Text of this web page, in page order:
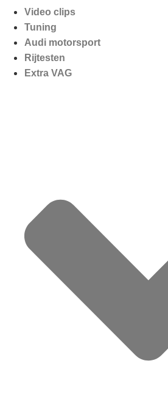
Video clips
Tuning
Audi motorsport
Rijtesten
Extra VAG